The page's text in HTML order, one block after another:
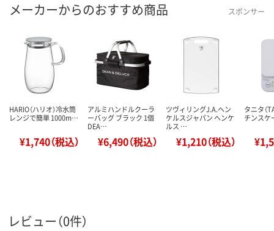
メーカーからのおすすめ商品 スポンサー
HARIO（ハリオ）冷水筒
レンジで簡単 1000m…
¥1,740（税込）
アルミハンドルクーラ
ーバッグ ブラック 1個
DEA…
¥6,490（税込）
ツヴィリングJ.A.ヘン
ケルスジャパン ヘンケ
ルス …
¥1,210（税込）
タニタ（
チンス
レビュー（0件）